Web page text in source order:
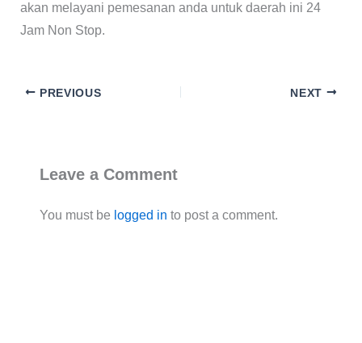
akan melayani pemesanan anda untuk daerah ini 24
Jam Non Stop.
PREVIOUS NEXT
Leave a Comment
You must be logged in to post a comment.